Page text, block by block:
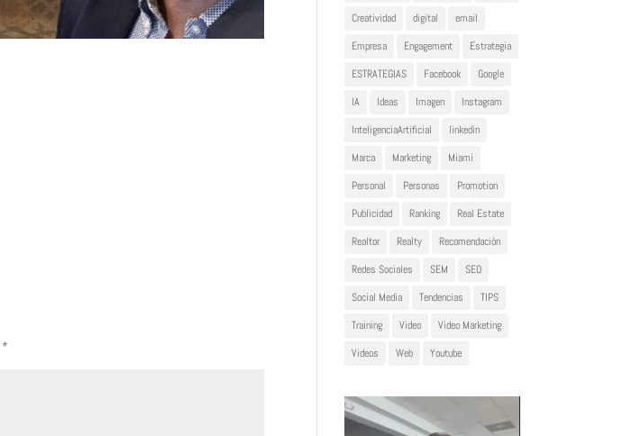
*
Creatividad
digital
email
Empresa
Engagement
Estrategia
ESTRATEGIAS
Facebook
Google
IA
Ideas Imagen
Instagram
InteligenciaArtificial
linkedin
Marca
Marketing
Miami
Personal
Personas
Promotion
Publicidad
Ranking
Real Estate
Realtor
Realty
Recomendación
Redes Sociales
SEM
SEO
Social Media
Tendencias
TIPS
Training
Video
Video Marketing
Videos
Web Youtube
Reproductor
de